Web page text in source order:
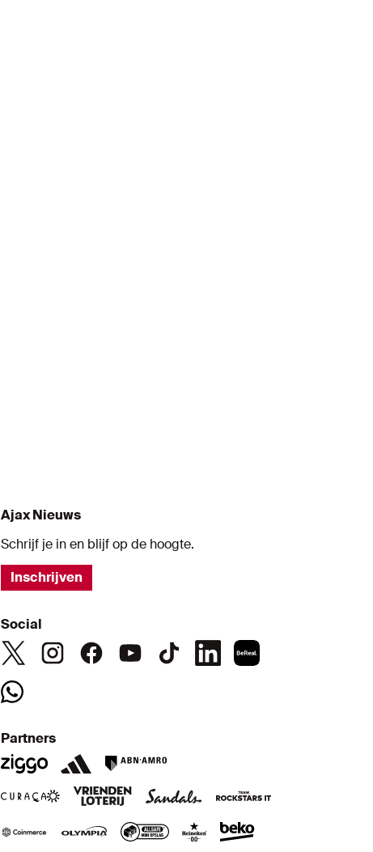
Ajax Nieuws
Schrijf je in en blijf op de hoogte.
Inschrijven
Social
Partners